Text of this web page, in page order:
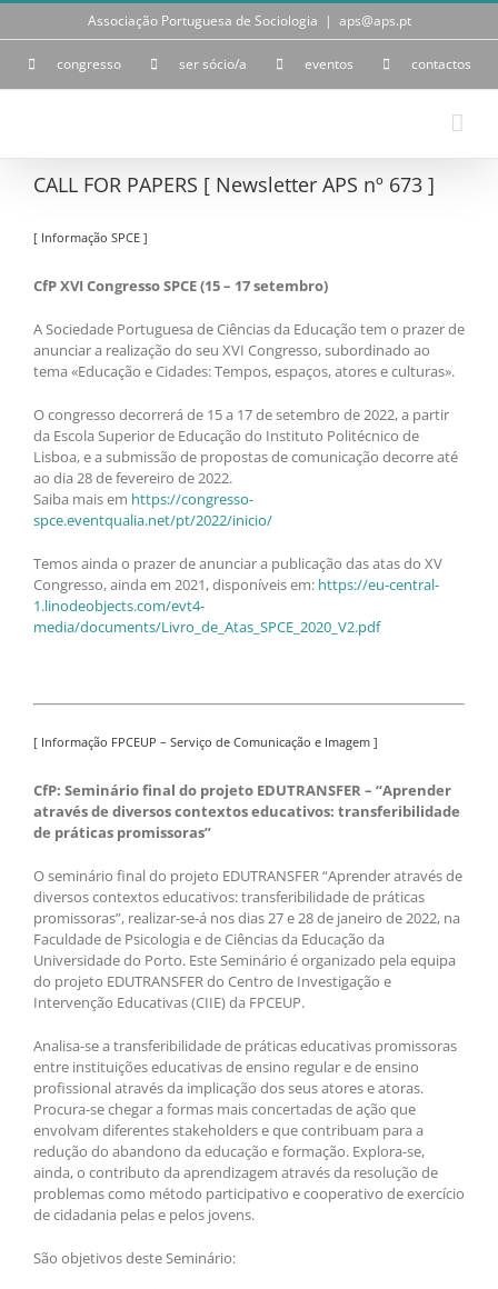
Skip
Associação Portuguesa de Sociologia | aps@aps.pt
congresso ser sócio/a eventos contactos
CALL FOR PAPERS [ Newsletter APS nº 673 ]
[ Informação SPCE ]
CfP XVI Congresso SPCE (15 – 17 setembro)
A Sociedade Portuguesa de Ciências da Educação tem o prazer de
anunciar a realização do seu XVI Congresso, subordinado ao
tema «Educação e Cidades: Tempos, espaços, atores e culturas».
O congresso decorrerá de 15 a 17 de setembro de 2022, a partir
da Escola Superior de Educação do Instituto Politécnico de
Lisboa, e a submissão de propostas de comunicação decorre até
ao dia 28 de fevereiro de 2022.
Saiba mais em https://congresso-
spce.eventqualia.net/pt/2022/inicio/
Temos ainda o prazer de anunciar a publicação das atas do XV
Congresso, ainda em 2021, disponíveis em: https://eu-central-
1.linodeobjects.com/evt4-
media/documents/Livro_de_Atas_SPCE_2020_V2.pdf
[ Informação FPCEUP – Serviço de Comunicação e Imagem ]
CfP: Seminário final do projeto EDUTRANSFER – “Aprender
através de diversos contextos educativos: transferibilidade
de práticas promissoras”
O seminário final do projeto EDUTRANSFER “Aprender através de
diversos contextos educativos: transferibilidade de práticas
promissoras”, realizar-se-á nos dias 27 e 28 de janeiro de 2022, na
Faculdade de Psicologia e de Ciências da Educação da
Universidade do Porto. Este Seminário é organizado pela equipa
do projeto EDUTRANSFER do Centro de Investigação e
Intervenção Educativas (CIIE) da FPCEUP.
Analisa-se a transferibilidade de práticas educativas promissoras
entre instituições educativas de ensino regular e de ensino
profissional através da implicação dos seus atores e atoras.
Procura-se chegar a formas mais concertadas de ação que
envolvam diferentes stakeholders e que contribuam para a
redução do abandono da educação e formação. Explora-se,
ainda, o contributo da aprendizagem através da resolução de
problemas como método participativo e cooperativo de exercício
de cidadania pelas e pelos jovens.
São objetivos deste Seminário: